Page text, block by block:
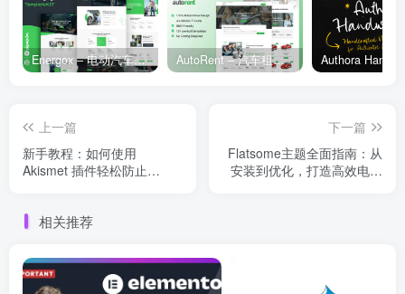
Energox – 电动汽车充电站 Elementor 模板套件 AutoRent – 汽车租赁服务 Elementor 模板套件
上一篇
新手教程：如何使用
Akismet 插件轻松防止
下一篇
Flatsome主题全面指南：从
安装到优化，打造高效电商
相关推荐